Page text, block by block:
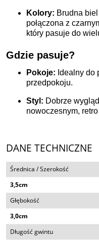
Kolory: Brudna
połączona z
który pasuje do
Gdzie pasuje?
Pokoje: Idealny do
przedpokoju.
Styl: Dobrze
nowoczesnym,
DANE TECHNICZNE
Średnica / Szerokość
3,5cm
Głębokość
3,0cm
Długość gwintu